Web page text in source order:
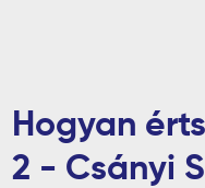
Hogyan
2 - Csányi